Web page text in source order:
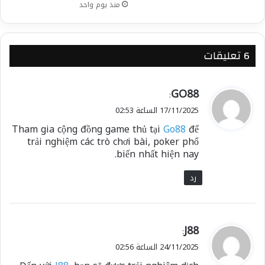
منذ يوم واحد
‫6 تعليقات
ي
ق
ل
GO88
:
17/11/2025 الساعة 02:53
Tham gia cộng đồng game thủ tạiGo88 để
trải nghiệm các trò chơi bài, poker phổ
biến nhất hiện nay.
رد
ي
ق
J88
:
24/11/2025 الساعة 02:56